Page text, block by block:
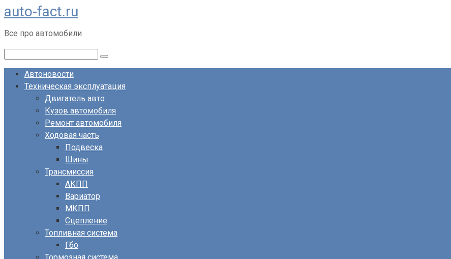
Перейти
к
контенту
auto-fact.ru
Все про автомобили
Автоновости
Техническая эксплуатация
Двигатель авто
Кузов автомобиля
Ремонт автомобиля
Ходовая часть
Подвеска
Шины
Трансмиссия
АКПП
Вариатор
МКПП
Сцепление
Топливная система
Гбо